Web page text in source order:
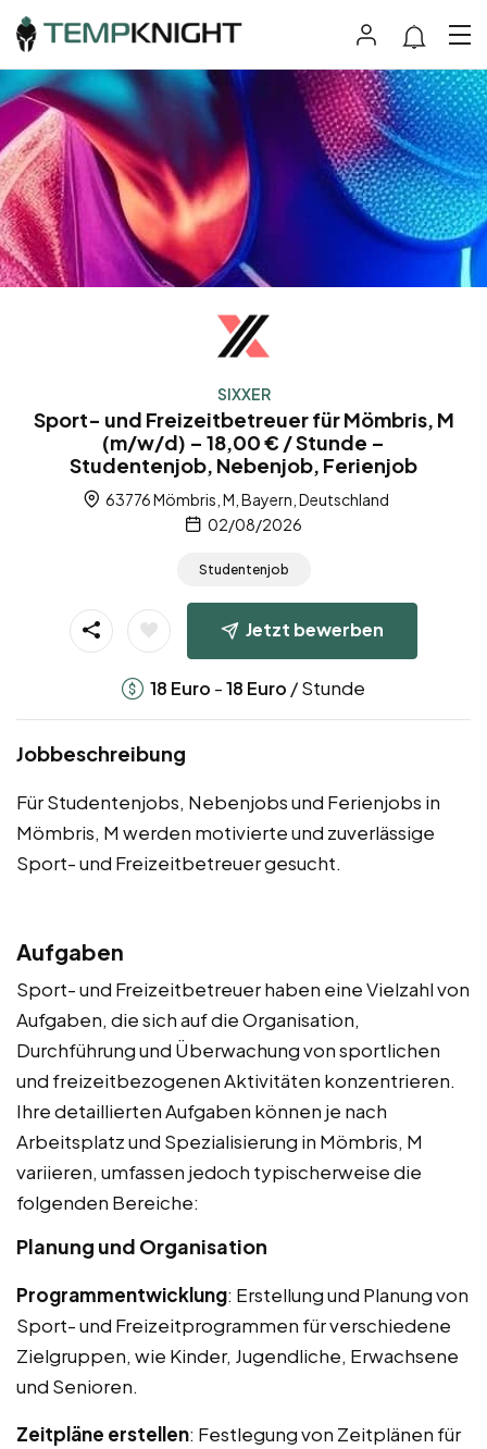
SIXXER
Sport- und Freizeitbetreuer für Mömbris, M
(m/w/d) – 18,00 € / Stunde –
Studentenjob, Nebenjob, Ferienjob
63776 Mömbris, M, Bayern, Deutschland
02/08/2026
Studentenjob
Jetzt bewerben
18 Euro -18 Euro / Stunde
Jobbeschreibung
Für Studentenjobs, Nebenjobs und Ferienjobs in
Mömbris, M werden motivierte und zuverlässige
Sport- und Freizeitbetreuer gesucht.
Aufgaben
Sport- und Freizeitbetreuer haben eine Vielzahl von
Aufgaben, die sich auf die Organisation,
Durchführung und Überwachung von sportlichen
und freizeitbezogenen Aktivitäten konzentrieren.
Ihre detaillierten Aufgaben können je nach
Arbeitsplatz und Spezialisierung in Mömbris, M
variieren, umfassen jedoch typischerweise die
folgenden Bereiche:
Planung und Organisation
Programmentwicklung: Erstellung und Planung von
Sport- und Freizeitprogrammen für verschiedene
Zielgruppen, wie Kinder, Jugendliche, Erwachsene
und Senioren.
Zeitpläne erstellen: Festlegung von Zeitplänen für